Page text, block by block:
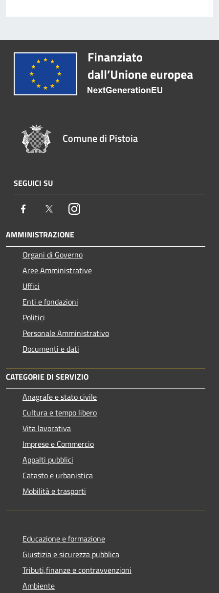
Comune di Pistoia
SEGUICI SU
Facebook TwitterInstagram
AMMINISTRAZIONE
Organi di Governo
Aree Amministrative
Uffici
Enti e fondazioni
Politici
Personale Amministrativo
Documenti e dati
CATEGORIE DI SERVIZIO
Anagrafe e stato civile
Cultura e tempo libero
Vita lavorativa
Imprese e Commercio
Appalti pubblici
Catasto e urbanistica
Mobilità e trasporti
Educazione e formazione
Giustizia e sicurezza pubblica
Tributi,finanze e contravvenzioni
Ambiente